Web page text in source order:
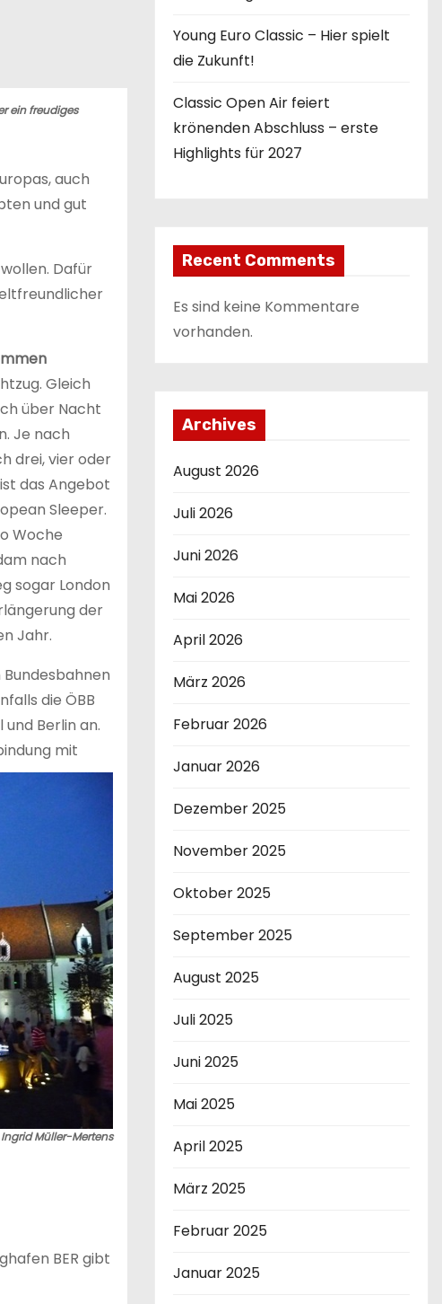
ein freudiges
auch
und gut
Dafür
Gleich
über Nacht
Je nach
drei, vier oder
das Angebot
Sleeper.
Woche
nach
sogar London
der
Jahr.
Müller-Mertens
die ÖBB
Berlin an.
mit
BER gibt
Young Euro Classic – Hier spielt
die Zukunft!
Classic Open Air feiert
krönenden Abschluss – erste
Highlights für 2027
Recent Comments
Es sind keine Kommentare
vorhanden.
Archives
August 2026
Juli 2026
Juni 2026
Mai 2026
April 2026
März 2026
Februar 2026
Januar 2026
Dezember 2025
November 2025
Oktober 2025
September 2025
August 2025
Juli 2025
Juni 2025
Mai 2025
April 2025
März 2025
Februar 2025
Januar 2025